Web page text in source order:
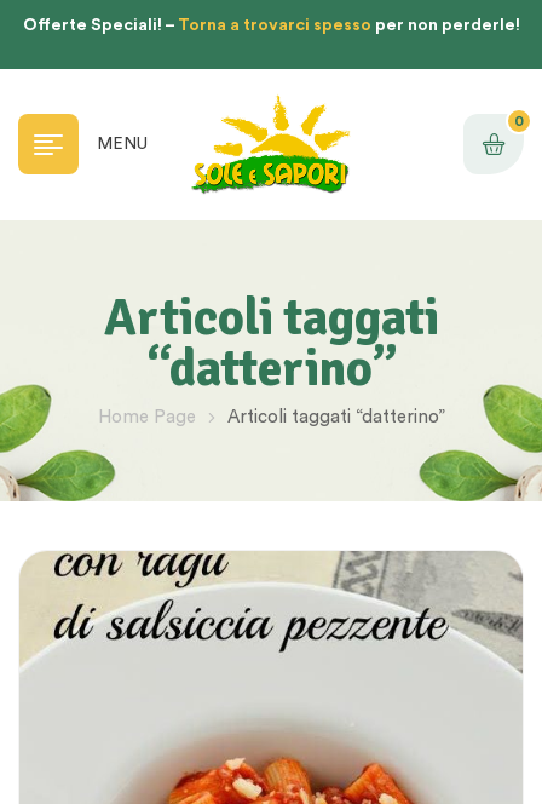
Offerte Speciali! – Torna a trovarci spesso per non perderle!
MENU
0
Articoli taggati
“datterino”
Home Page Articoli taggati “datterino”